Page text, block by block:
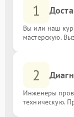
1
Вы или наш
мастерскую.
2
Инженеры
техническую.